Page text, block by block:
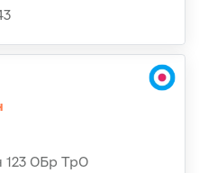
123 ОБр ТрО